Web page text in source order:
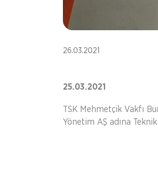
26.03.2021
25.03.2021
TSK Mehmetçik Vakfı
Yönetim AŞ adına